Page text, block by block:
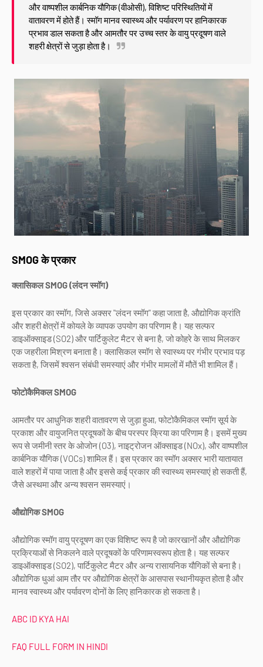
और वाष्पशील कार्बनिक यौगिक (वीओसी), विशिष्ट परिस्थितियों में
वातावरण में होते हैं। स्मॉग मानव स्वास्थ्य और पर्यावरण पर हानिकारक
प्रभाव डाल सकता है और आमतौर पर उच्च स्तर के वायु प्रदूषण वाले
शहरी क्षेत्रों से जुड़ा होता है।
SMOG के प्रकार
क्लासिकल SMOG (लंदन स्मॉग)
इस प्रकार का स्मॉग, जिसे अक्सर "लंदन स्मॉग" कहा जाता है, औद्योगिक क्रांति
और शहरी क्षेत्रों में कोयले के व्यापक उपयोग का परिणाम है। यह सल्फर
डाइऑक्साइड (SO2) और पार्टिकुलेट मैटर से बना है, जो कोहरे के साथ मिलकर
एक जहरीला मिश्रण बनाता है। क्लासिकल स्मॉग से स्वास्थ्य पर गंभीर प्रभाव पड़
सकता है, जिसमें श्वसन संबंधी समस्याएं और गंभीर मामलों में मौतें भी शामिल हैं।
फोटोकैमिकल SMOG
आमतौर पर आधुनिक शहरी वातावरण से जुड़ा हुआ, फोटोकैमिकल स्मॉग सूर्य के
प्रकाश और वायुजनित प्रदूषकों के बीच परस्पर क्रिया का परिणाम है। इसमें मुख्य
रूप से जमीनी स्तर के ओजोन (O3), नाइट्रोजन ऑक्साइड (NOx), और वाष्पशील
कार्बनिक यौगिक (VOCs) शामिल हैं। इस प्रकार का स्मॉग अक्सर भारी यातायात
वाले शहरों में पाया जाता है और इससे कई प्रकार की स्वास्थ्य समस्याएं हो सकती हैं,
जैसे अस्थमा और अन्य श्वसन समस्याएं।
औद्योगिक SMOG
औद्योगिक स्मॉग वायु प्रदूषण का एक विशिष्ट रूप है जो कारखानों और औद्योगिक
प्रक्रियाओं से निकलने वाले प्रदूषकों के परिणामस्वरूप होता है। यह सल्फर
डाइऑक्साइड (SO2), पार्टिकुलेट मैटर और अन्य रासायनिक यौगिकों से बना है।
औद्योगिक धुआं आम तौर पर औद्योगिक क्षेत्रों के आसपास स्थानीयकृत होता है और
मानव स्वास्थ्य और पर्यावरण दोनों के लिए हानिकारक हो सकता है।
ABC ID KYA HAI
FAQ FULL FORM IN HINDI